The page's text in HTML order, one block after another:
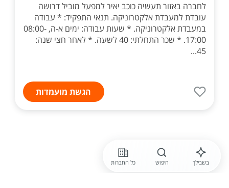
לחברה באזור תעשיה כוכב יאיר למפעל מוביל דרושה
עובדת למעבדת אלקטרוניקה. תנאי התפקיד: * עבודה
במעבדת אלקטרוניקה. * שעות עבודה: ימים א-ה, 08:00-
17:00. * שכר התחלתי: 40 לשעה. * לאחר חצי שנה:
45...
הגשת מועמדות
בשבילך חיפוש כל החברות